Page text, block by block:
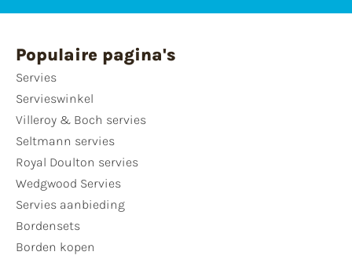
Populaire pagina's
Servies
Servieswinkel
Villeroy & Boch servies
Seltmann servies
Royal Doulton servies
Wedgwood Servies
Servies aanbieding
Bordensets
Borden kopen